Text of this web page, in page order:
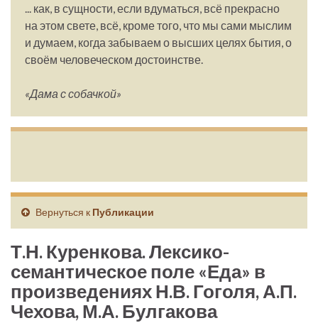
... как, в сущности, если вдуматься, всё прекрасно
на этом свете, всё, кроме того, что мы сами мыслим
и думаем, когда забываем о высших целях бытия, о
своём человеческом достоинстве.
«Дама с собачкой»
Вернуться к Публикации
Т.Н. Куренкова. Лексико-
семантическое поле «Еда» в
произведениях Н.В. Гоголя, А.П.
Чехова, М.А. Булгакова